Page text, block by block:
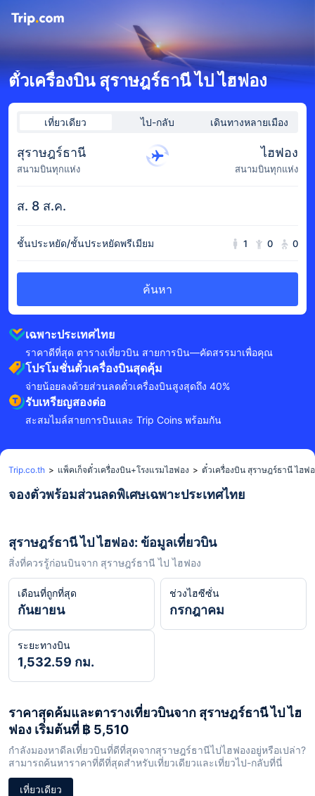
ตั๋วเครื่องบิน สุราษฎร์ธานี ไป ไฮฟอง
เที่ยวเดียว ไป-กลับ เดินทางหลายเมือง
สุราษฎร์ธานี
สนามบินทุกแห่ง
ไฮฟอง
สนามบินทุกแห่ง
ส. 8 ส.ค.
ชั้นประหยัด/ชั้นประหยัดพรีเมียม 1 0 0
ค้นหา
เฉพาะประเทศไทย
ราคาดีที่สุด ตารางเที่ยวบิน สายการบิน—คัดสรรมาเพื่อคุณ
โปรโมชั่นตั๋วเครื่องบินสุดคุ้ม
จ่ายน้อยลงด้วยส่วนลดตั๋วเครื่องบินสูงสุดถึง 40%
รับเหรียญสองต่อ
สะสมไมล์สายการบินและ Trip Coins พร้อมกัน
Trip.co.th > แพ็คเก็จตั๋วเครื่องบิน+โรงแรมไฮฟอง > ตั๋วเครื่องบิน สุราษฎร์ธานี ไฮฟ
จองตั๋วพร้อมส่วนลดพิเศษเฉพาะประเทศไทย
สุราษฎร์ธานี ไป ไฮฟอง: ข้อมูลเที่ยวบิน
สิ่งที่ควรรู้ก่อนบินจาก สุราษฎร์ธานี ไป ไฮฟอง
เดือนที่ถูกที่สุด
กันยายน
ช่วงไฮซีซั่น
กรกฎาคม
ระยะทางบิน
1,532.59 กม.
ราคาสุดค้มและตารางเที่ยวบินจาก สุราษฎร์ธานี ไป ไฮ
ฟอง เริ่มต้นที่ ฿ 5,510
กำลังมองหาดีลเที่ยวบินที่ดีที่สุดจากสุราษฎร์ธานีไปไฮฟองอยู่หรือเปล่า?
สามารถค้นหาราคาที่ดีที่สุดสำหรับเที่ยวเดียวและเที่ยวไป-กลับที่นี่
เที่ยวเดียว